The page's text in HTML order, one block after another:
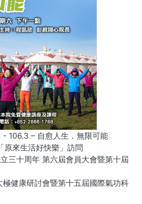
- 106.3 – 自愈人生．無限可能
原來生活好快樂」訪問
三十周年 第六屆會員大會暨第十屆
健康研討會暨第十五屆國際氣功科